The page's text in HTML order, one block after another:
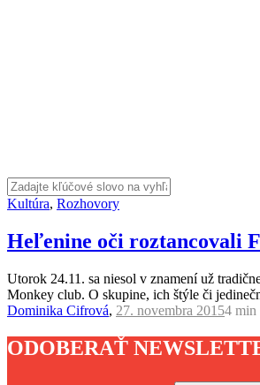
Kultúra, Rozhovory
Heľenine oči roztancovali
Utorok 24.11. sa niesol v znamení už
Monkey club. O skupine, ich štýle či
Dominika Cifrová, 27. novembra 20154 min
ODOBERAŤ